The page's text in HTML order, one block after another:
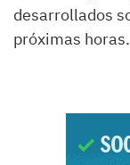
desarrollados
próximas horas.